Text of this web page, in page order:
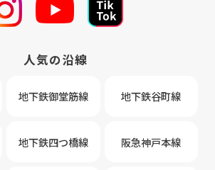
人気の沿線
地下鉄御堂筋線 地下鉄谷町線
地下鉄四つ橋線 阪急神戸本線